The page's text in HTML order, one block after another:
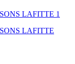
LAFITTE 1
LAFITTE